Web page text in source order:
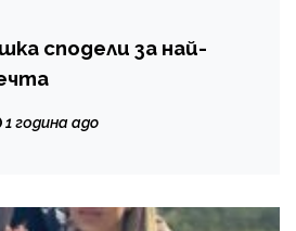
сподели за най-
1 година ago